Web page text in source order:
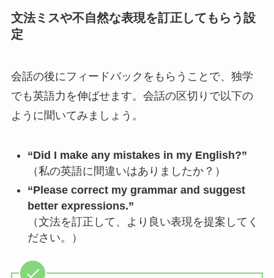
文法ミスや不自然な表現を訂正してもらう設
定
会話の後にフィードバックをもらうことで、独学
でも英語力を伸ばせます。会話の区切りで以下の
ように聞いてみましょう。
“Did I make any mistakes in my English?”
（私の英語に間違いはありましたか？）
“Please correct my grammar and suggest
better expressions.”
（文法を訂正して、より良い表現を提案してく
ださい。）